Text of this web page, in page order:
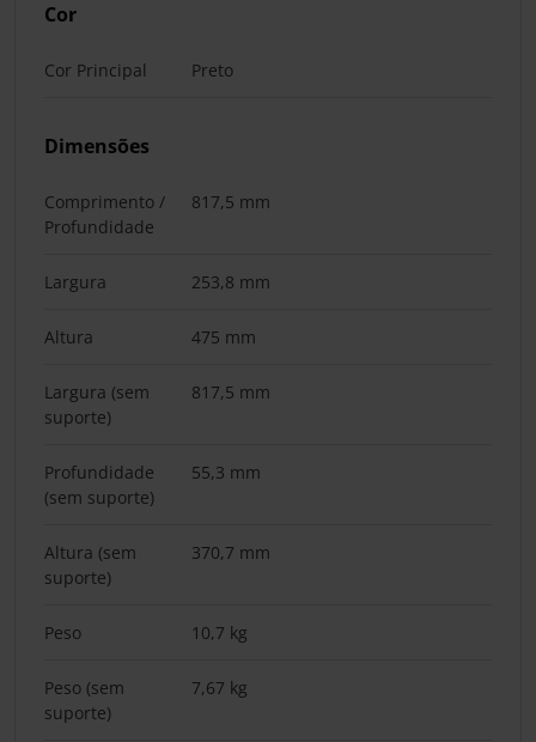
Cor
Cor Principal Preto
Dimensões
Comprimento /
Profundidade
817,5 mm
Largura 253,8 mm
Altura 475 mm
Largura (sem
suporte)
817,5 mm
Profundidade
(sem suporte)
55,3 mm
Altura (sem
suporte)
370,7 mm
Peso 10,7 kg
Peso (sem
suporte)
7,67 kg